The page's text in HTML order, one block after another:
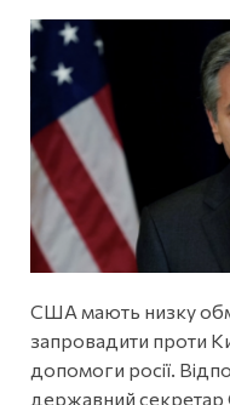
США мають низку
запровадити проти
допомоги росії.
державний секретар